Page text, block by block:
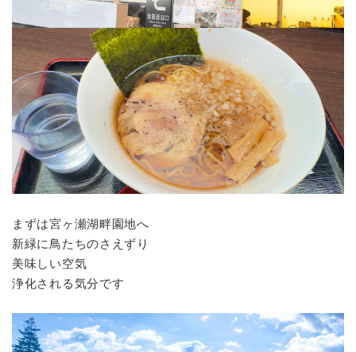
まずは宮ヶ瀬湖畔園地へ
新緑に鳥たちのさえずり
美味しい空気
浄化される気分です